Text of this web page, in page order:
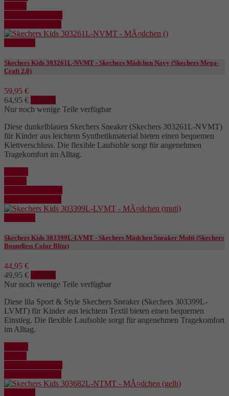
Skechers Kids 303261L-NVMT - Skechers Mädchen Navy (Skechers Mega-
Craft 2.0)
59,95 €
64,95 € - 5,00 €
Nur noch wenige Teile verfügbar
Diese dunkelblauen Skechers Sneaker (Skechers 303261L-NVMT)
für Kinder aus leichtem Synthetikmaterial bieten einen bequemen
Klettverschluss. Die flexible Laufsohle sorgt für angenehmen
Tragekomfort im Alltag.
Skechers Kids 303399L-LVMT - Skechers Mädchen Sneaker Multi (Skechers
Boundless Color Blitz)
44,95 €
49,95 € - 5,00 €
Nur noch wenige Teile verfügbar
Diese lila Sport & Style Skechers Sneaker (Skechers 303399L-
LVMT) für Kinder aus leichtem Textil bieten einen bequemen
Einstieg. Die flexible Laufsohle sorgt für angenehmen Tragekomfort
im Alltag.